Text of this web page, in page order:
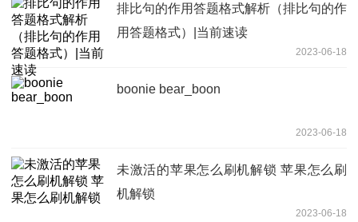
排比句的作用答题格式解析（排比句的作
用答题格式）|当前速读
2023-06-18
boonie bear_boon
2023-06-18
未激活的苹果怎么刷机解锁 苹果怎么刷
机解锁
2023-06-18